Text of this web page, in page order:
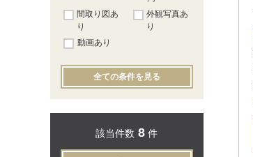
間取り図あ
り
外観写真あ
り
動画あり
全ての条件を見る
該当件数 8 件